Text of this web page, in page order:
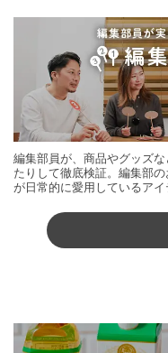
編集部員が、商品やグッズ
たりして徹底検証。編集部
が日常的に愛用しているアイ